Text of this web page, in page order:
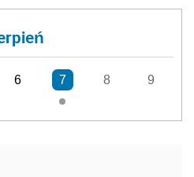
6 7 8 9